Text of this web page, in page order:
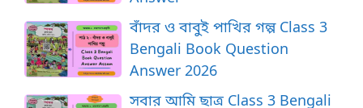
বাঁদর ও বাবুই পাখির গল্প Class 3
Bengali Book Question
Answer 2026
সবার আমি ছাত্র Class 3 Bengali